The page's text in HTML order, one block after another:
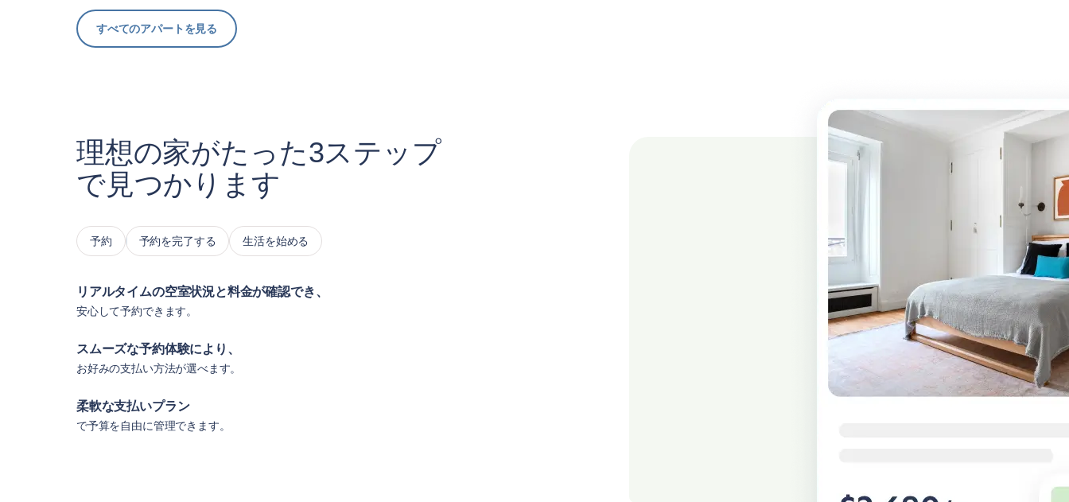
すべてのアパートを見る
理想の家がたった3ステップ
で見つかります
予約 予約を完了する 生活を始める
リアルタイムの空室状況と料金が確認でき、
安心して予約できます。
スムーズな予約体験により、
お好みの支払い方法が選べます。
柔軟な支払いプラン
で予算を自由に管理できます。